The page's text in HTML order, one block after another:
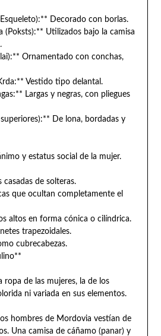
Decorado con borlas.
(Poksts):** Utilizados bajo la camisa
Ornamentado con conchas,
Vestido tipo delantal.
Largas y negras, con pliegues
De lona, bordadas y
y estatus social de la mujer.
de solteras.
que ocultan completamente el
altos en forma cónica o cilíndrica.
trapezoidales.
cubrecabezas.
ropa de las mujeres, la de los
ni variada en sus elementos.
hombres de Mordovia vestían de
Una camisa de cáñamo (panar) y